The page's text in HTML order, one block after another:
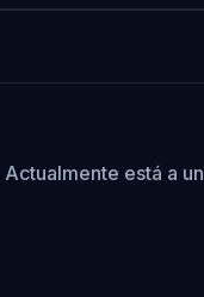
Actualmente está a un